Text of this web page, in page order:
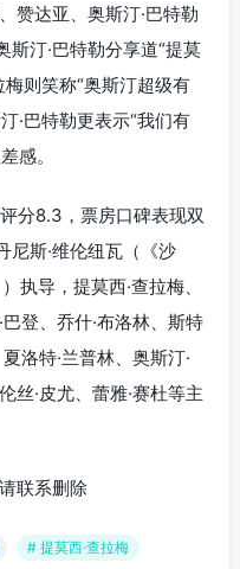
赞达亚、奥斯汀·巴特勒
汀·巴特勒分享道“提莫
则笑称“奥斯汀超级有
·巴特勒更表示“我们有
感。
分8.3，票房口碑表现双
尼斯·维伦纽瓦（《沙
执导，提莫西·查拉梅、
登、乔什·布洛林、斯特
洛特·兰普林、奥斯汀·
丝·皮尤、蕾雅·赛杜等主
联系删除
# 提莫西·查拉梅